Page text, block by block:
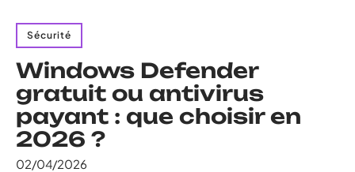
Sécurité
Windows Defender
gratuit ou antivirus
payant : que choisir en
2026 ?
02/04/2026